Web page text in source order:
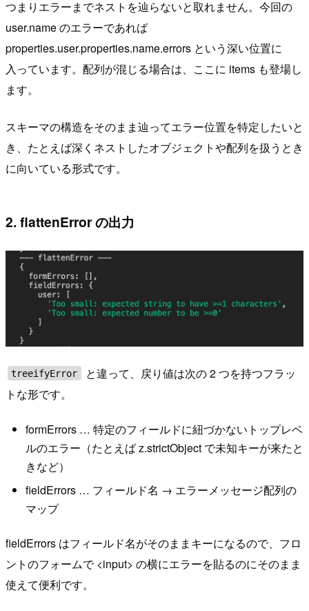
つまりエラーまでネストを辿らないと取れません。今回の
user.name のエラーであれば
properties.user.properties.name.errors という深い位置に
入っています。配列が混じる場合は、ここに items も登場し
ます。
スキーマの構造をそのまま辿ってエラー位置を特定したいと
き、たとえば深くネストしたオブジェクトや配列を扱うとき
に向いている形式です。
2. flattenError の出力
treeifyError
と違って、戻り値は次の 2 つを持つフラッ
トな形です。
formErrors … 特定のフィールドに紐づかないトップレベ
ルのエラー（たとえば z.strictObject で未知キーが来たと
きなど）
fieldErrors … フィールド名 → エラーメッセージ配列の
マップ
fieldErrors はフィールド名がそのままキーになるので、フロ
ントのフォームで <input> の横にエラーを貼るのにそのまま
使えて便利です。